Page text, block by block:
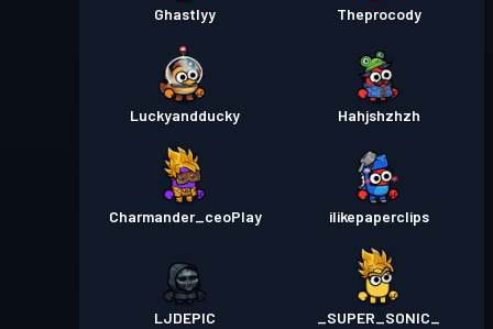
Ghastlyy Theprocody
Luckyandducky Hahjshzhzh
Charmander_ceoPlay ilikepaperclips
LJDEPIC _SUPER_SONIC_